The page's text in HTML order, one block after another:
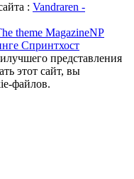
: Vandraren -
theme MagazineNP
Спринтхост
представления
этот сайт, вы
файлов.